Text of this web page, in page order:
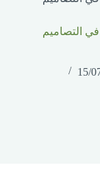
التصاميم
15/